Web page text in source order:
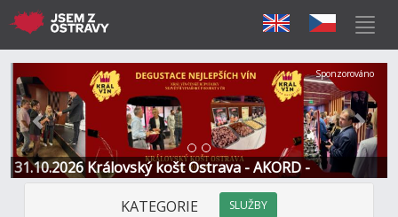
31.10.2026 Královský košt Ostrava - AKORD -
Restaurace a Hotel
Předchozí Další
Sponzorováno
KATEGORIE SLUŽBY